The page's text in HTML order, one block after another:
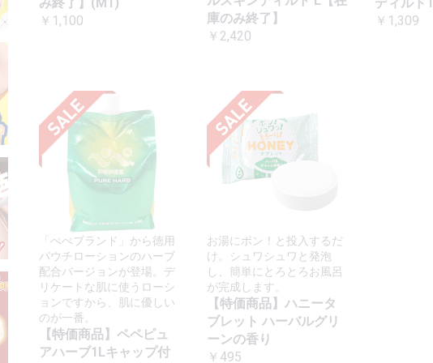
￥1,100
庫のみ終了】
￥2,420
￥1,309
「ぺぺブランド」から徳用
パウチローションのハーブ
配合バージョンが登場。デ
リケートな肌に使うローシ
ョンですから、肌に優しい
のが一番。
【特価商品】ペペピュ
アハーブ1Lキャップ付
お湯にポン！と投入するだ
け。シュワシュワと発泡
し、簡単にとろとろお風呂
が完成します。
【特価商品】ハニータ
ブレット ハーバルグリ
ーンの香り
￥495